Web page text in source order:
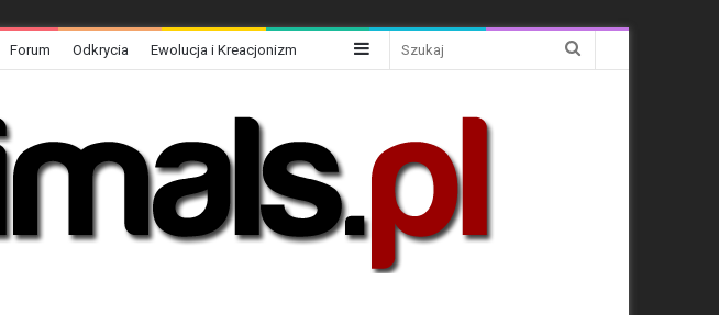
Forum Odkrycia Ewolucja i Kreacjonizm Sidebar